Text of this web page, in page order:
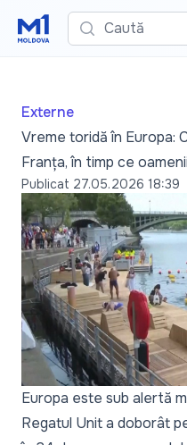
Caută
Externe
Vreme toridă în Europa:
Franța, în timp ce
Publicat 27.05.2026 18:39
Europa este sub alertă
Regatul Unit a doborât